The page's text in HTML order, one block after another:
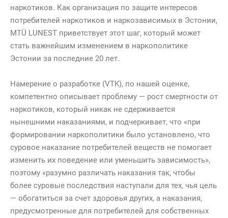
направлении
наркотиков. Как организация по защите интересов
потребителей наркотиков и наркозависимых в Эстонии,
MTÜ LUNEST приветствует этот шаг, который может
стать важнейшим изменением в наркополитике
Эстонии за последние 20 лет.
Намерение о разработке (VTK), по нашей оценке,
компетентно описывает проблему — рост смертности от
наркотиков, который никак не сдерживается
нынешними наказаниями, и подчеркивает, что «при
формировании наркополитики было установлено, что
суровое наказание потребителей веществ не помогает
изменить их поведение или уменьшить зависимость»,
поэтому «разумно различать наказания так, чтобы
более суровые последствия наступали для тех, чья цель
— обогатиться за счет здоровья других, а наказания,
предусмотренные для потребителей для собственных